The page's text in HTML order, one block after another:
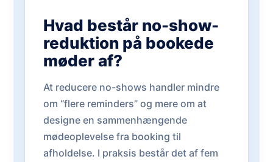
Hvad består no-show-
reduktion på bookede
møder af?
At reducere no-shows handler mindre
om “flere reminders” og mere om at
designe en sammenhængende
mødeoplevelse fra booking til
afholdelse. I praksis består det af fem